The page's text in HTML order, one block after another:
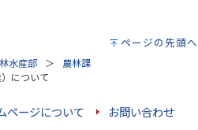
ページの先頭へ
水産部
農林課
について
ページについて お問い合わせ